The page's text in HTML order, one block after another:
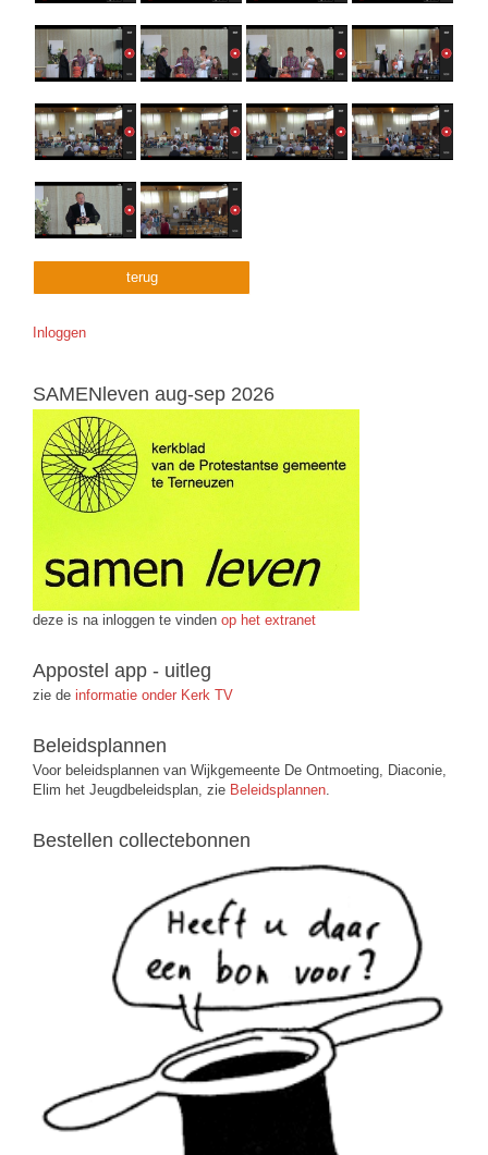
terug
Inloggen
SAMENleven aug-sep 2026
deze is na inloggen te vinden op het extranet
Appostel app - uitleg
zie de informatie onder Kerk TV
Beleidsplannen
Voor beleidsplannen van Wijkgemeente De Ontmoeting, Diaconie,
Elim het Jeugdbeleidsplan, zie Beleidsplannen.
Bestellen collectebonnen